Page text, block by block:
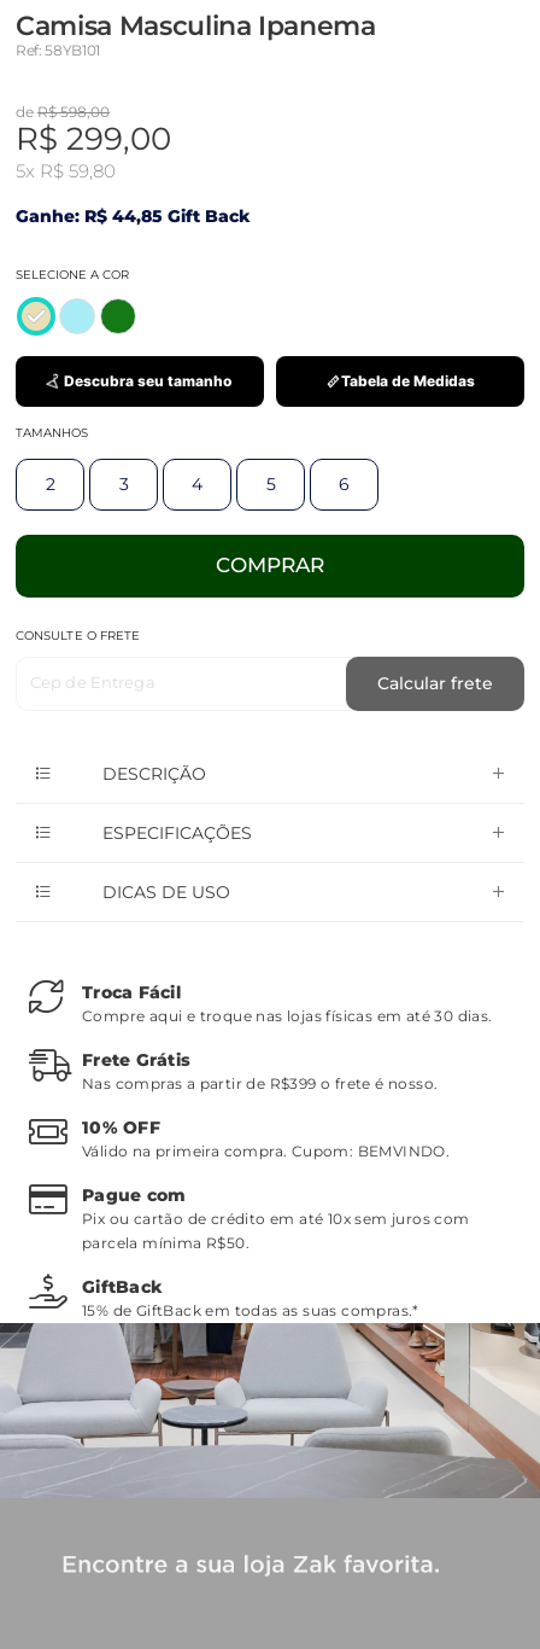
Camisa Masculina Ipanema
Ref: 58YB101
de R$ 598,00
R$ 299,00
5x R$ 59,80
Ganhe: R$ 44,85 Gift Back
SELECIONE A COR
Descubra seu tamanho Tabela de Medidas
TAMANHOS
2 3 4 5 6
COMPRAR
CONSULTE O FRETE
Cep de Entrega Calcular frete
DESCRIÇÃO
ESPECIFICAÇÕES
DICAS DE USO
Troca Fácil
Compre aqui e troque nas lojas físicas em até 30 dias.
Frete Grátis
Nas compras a partir de R$399 o frete é nosso.
10% OFF
Válido na primeira compra. Cupom: BEMVINDO.
Pague com
Pix ou cartão de crédito em até 10x sem juros com
parcela mínima R$50.
GiftBack
15% de GiftBack em todas as suas compras.*